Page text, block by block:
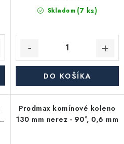
Skladom (7 ks)
DO KOŠÍKA
Prodmax komínové koleno
130 mm nerez - 90°, 0,6 mm